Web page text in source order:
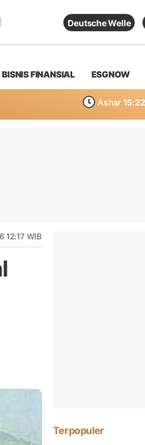
Deutsche Welle
BISNIS FINANSIAL ESGNOW
Ashar
12:17 WIB
Terpopuler